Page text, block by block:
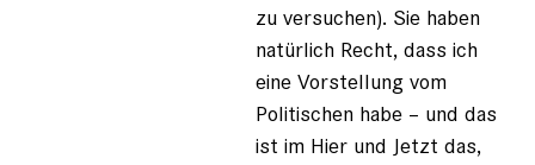
zu versuchen). Sie haben
natürlich Recht, dass ich
eine Vorstellung vom
Politischen habe – und das
ist im Hier und Jetzt das,